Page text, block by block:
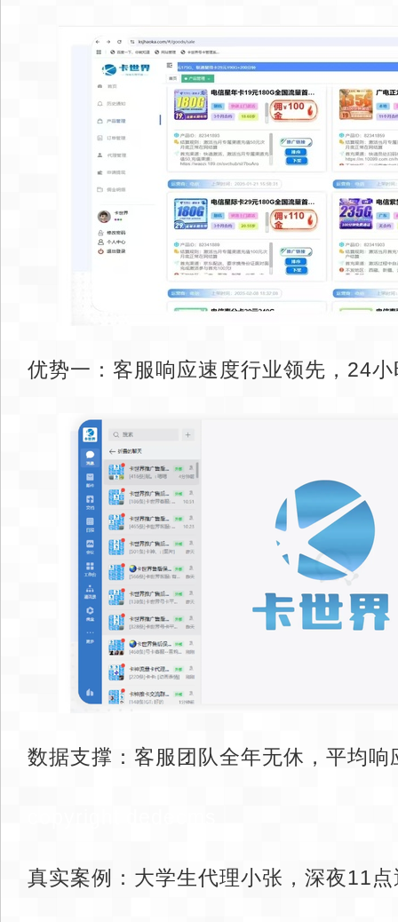
优势一：客服响应速度行业领先，24
数据支撑：客服团队全年无休，平均
真实案例：大学生代理小张，深夜11